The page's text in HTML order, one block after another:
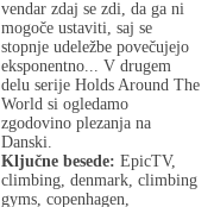
vendar zdaj se zdi, da ga ni
mogoče ustaviti, saj se
stopnje udeležbe povečujejo
eksponentno... V drugem
delu serije Holds Around The
World si ogledamo
zgodovino plezanja na
Danski.
Ključne besede: EpicTV,
climbing, denmark, climbing
gyms, copenhagen,